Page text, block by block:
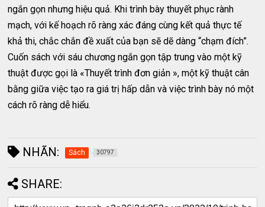
ngắn gọn nhưng hiệu quả. Khi trình bày thuyết phục rành
mạch, với kế hoạch rõ ràng xác đáng cùng kết quả thực tế
khả thi, chắc chắn đề xuất của bạn sẽ dẽ dàng “chạm đích”.
Cuốn sách với sáu chương ngắn gọn tập trung vào một kỹ
thuật được gọi là «Thuyết trình đơn giản », một kỹ thuật cân
bằng giữa việc tạo ra giá trị hấp dẫn và việc trình bày nó một
cách rõ ràng dễ hiểu.
NHÃN: Sách 30797
SHARE: